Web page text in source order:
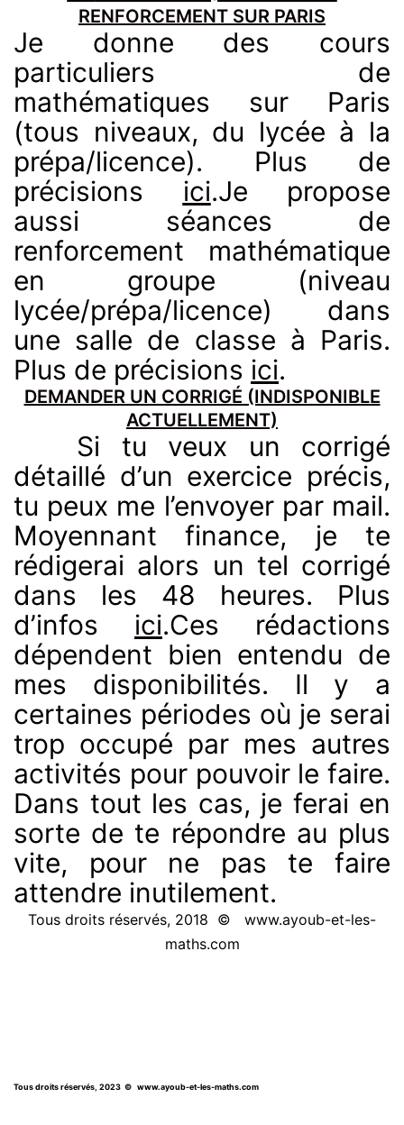
RENFORCEMENT SUR PARIS
Je donne des cours
particuliers de
mathématiques sur Paris
(tous niveaux, du lycée à la
prépa/licence). Plus de
précisions ici.Je propose
aussi séances de
renforcement mathématique
en groupe (niveau
lycée/prépa/licence) dans
une salle de classe à Paris.
Plus de précisions ici.
DEMANDER UN CORRIGÉ (INDISPONIBLE
ACTUELLEMENT)
Si tu veux un corrigé
détaillé d’un exercice précis,
tu peux me l’envoyer par mail.
Moyennant finance, je te
rédigerai alors un tel corrigé
dans les 48 heures. Plus
d’infos ici.Ces rédactions
dépendent bien entendu de
mes disponibilités. Il y a
certaines périodes où je serai
trop occupé par mes autres
activités pour pouvoir le faire.
Dans tout les cas, je ferai en
sorte de te répondre au plus
vite, pour ne pas te faire
attendre inutilement.
Tous droits réservés, 2018 © www.ayoub-et-les-
maths.com
Tous droits réservés, 2023 © www.ayoub-et-les-maths.com